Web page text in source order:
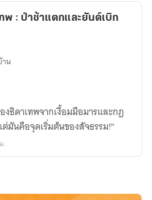
พ : ป่าช้าแตกและยันต์เบิก
าน
ธิดาเทพจากเงื้อมมือมารและกฎ
มันคือจุดเริ่มต้นของสัจธรรม!"
.